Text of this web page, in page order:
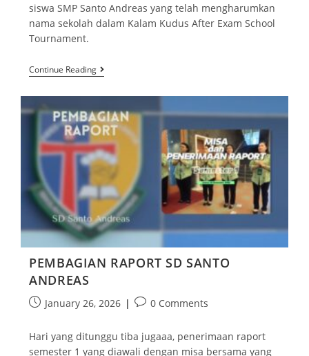
siswa SMP Santo Andreas yang telah mengharumkan
nama sekolah dalam Kalam Kudus After Exam School
Tournament.
Continue Reading
PEMBAGIAN RAPORT SD SANTO
ANDREAS
January 26, 2026 0 Comments
Hari yang ditunggu tiba jugaaa, penerimaan raport
semester 1 yang diawali dengan misa bersama yang